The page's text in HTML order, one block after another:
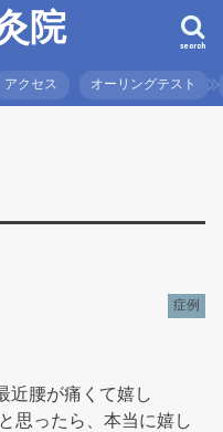
院 search
アクセス オーリングテスト
症例
近腰が痛くて嬉し
思ったら、本当に嬉し